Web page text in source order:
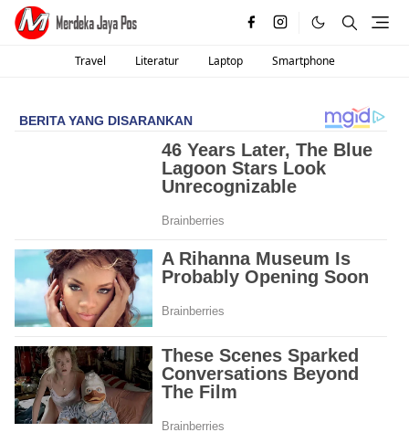
Travel Literatur Laptop Smartphone